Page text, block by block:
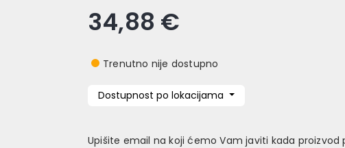
34,88 €
Trenutno nije dostupno
Dostupnost po lokacijama
Upišite email na koji ćemo Vam javiti kada